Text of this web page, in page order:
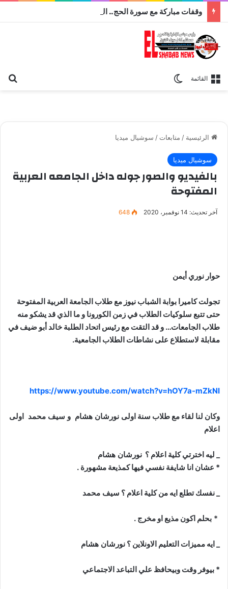
القائمة
الرئيسية / متابعات / سوشيال ميديا
سوشيال ميديا
بالفيديو والصور جوله داخل الجامعه العربية
المفتوحة
آخر تحديث: 14 نوفمبر، 2020 648
حوار نوري أيمن
تجولت كاميرا بوابة الشباب نيوز مع طلاب الجامعة العربية المفتوحة
حتى تتبع سلوكيات الطلاب في زمن الكورونا و ما الذي قد يشكو منه
طلاب الجامعات… و قد التقت مع رئيس اتحاد الطلبة خالد أبو ضيف في
مقابلة لاستطلاع على نشاطات الطلاب الجامعية.
https://www.youtube.com/watch?v=hOY7a-mZkNI
وكان لنا لقاء مع طلاب سنة اولى نورشان هشام و سيف محمد اولى
اعلام
_ ليه اخترتي كلية اعلام ؟ نورشان هشام
* عشان انا شايفة نفسي فيها كمذيعة مشهورة .
_ نفسك تطلع ايه من كلية اعلام ؟ سيف محمد
* بحلم اكون مذيع او مخرج .
_ ايه مميزات التعليم الاونلاين ؟ نورشان هشام
* بيوفر وقت وبيحافظ علي التباعد الاجتماعي